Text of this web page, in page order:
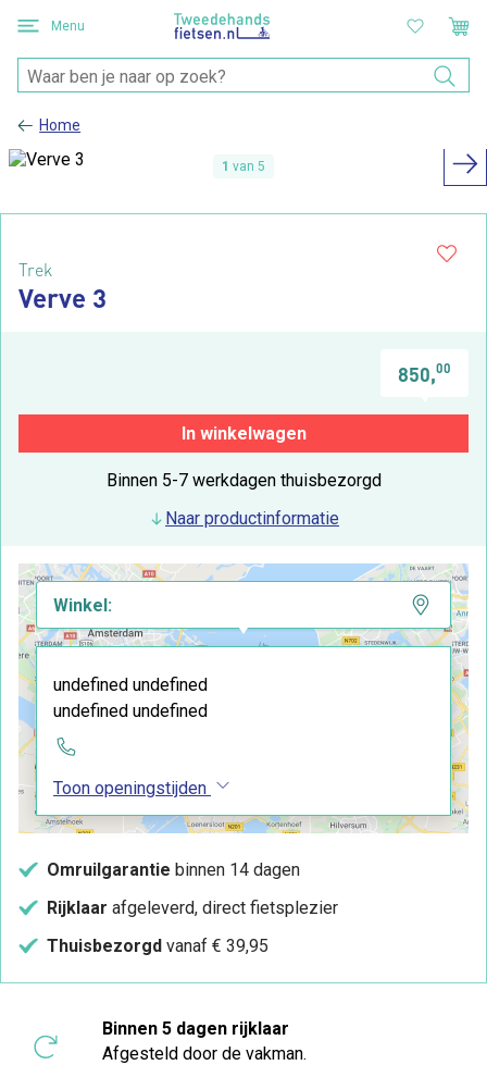
Menu
Home
1 van 5
Trek
Verve 3
850,00
In winkelwagen
Binnen 5-7 werkdagen thuisbezorgd
Naar productinformatie
Winkel:
undefined undefined
undefined undefined
Toon openingstijden
Omruilgarantie binnen 14 dagen
Rijklaar afgeleverd, direct fietsplezier
Thuisbezorgd vanaf € 39,95
Binnen 5 dagen rijklaar
Afgesteld door de vakman.